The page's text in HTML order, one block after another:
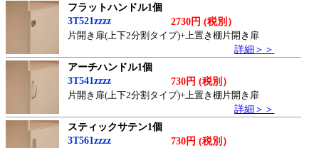
フラットハンドル1個
3T521zzzz
2730円 (税別）
片開き扉(上下2分割タイプ)+上置き棚片開き扉
詳細＞＞
アーチハンドル1個
3T541zzzz
730円 (税別）
片開き扉(上下2分割タイプ)+上置き棚片開き扉
詳細＞＞
スティックサテン1個
3T561zzzz
730円 (税別）